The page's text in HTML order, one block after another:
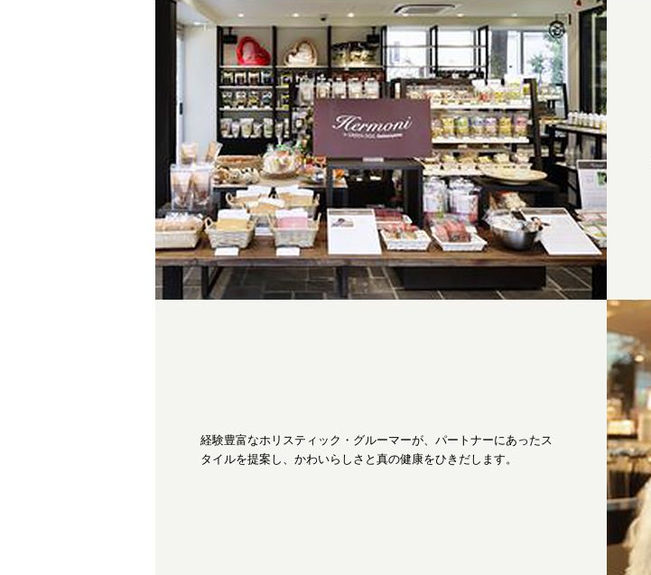
経験豊富なホリスティック・グルーマーが、パートナーにあったス
タイルを提案し、かわいらしさと真の健康をひきだします。